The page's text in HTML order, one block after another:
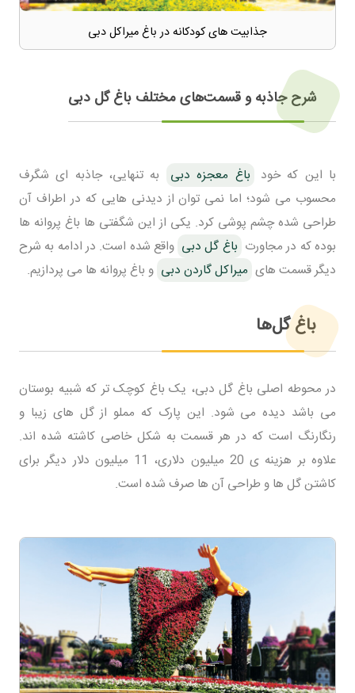
جذابیت های کودکانه در باغ میراکل دبی
شرح جاذبه و قسمت‌های مختلف باغ گل دبی
با این که خود باغ معجزه دبی
به تنهایی، جاذبه ای شگرف
محسوب می شود؛ اما نمی توان از دیدنی هایی که در اطراف آن
طراحی شده چشم پوشی کرد. یکی از این شگفتی ها باغ پروانه ها
بوده که در مجاورت باغ گل دبی واقع شده است. در ادامه به شرح
دیگر قسمت های میراکل گاردن دبی و باغ پروانه ها می پردازیم.
باغ گل‌ها
در محوطه اصلی باغ گل دبی، یک باغ کوچک تر که شبیه بوستان
می باشد دیده می شود. این پارک که مملو از گل های زیبا و
رنگارنگ است که در هر قسمت به شکل خاصی کاشته شده اند.
علاوه بر هزینه ی 20 میلیون دلاری، 11 میلیون دلار دیگر برای
کاشتن گل ها و طراحی آن ها صرف شده است.